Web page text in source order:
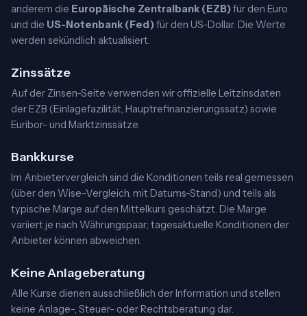
anderem die Europäische Zentralbank (EZB)für den Euro
und die US-Notenbank (Fed)für den US-Dollar. Die Werte
werden sekündlich aktualisiert.
Zinssätze
Auf der Zinsen-Seite verwenden wir offizielle Leitzinsdaten
der EZB (Einlagefazilität, Hauptrefinanzierungssatz) sowie
Euribor- und Marktzinssätze.
Bankkurse
Im Anbietervergleich sind die Konditionen teils real gemessen
(über den Wise-Vergleich, mit Datums-Stand) und teils als
typische Marge auf den Mittelkurs geschätzt. Die Marge
variiert je nach Währungspaar; tagesaktuelle Konditionen der
Anbieter können abweichen.
Keine Anlageberatung
Alle Kurse dienen ausschließlich der Information und stellen
keine Anlage-, Steuer- oder Rechtsberatung dar.